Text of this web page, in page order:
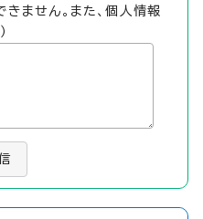
ません。また、個人情報